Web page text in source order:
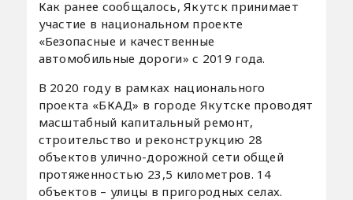
Как ранее сообщалось, Якутск принимает
участие в национальном проекте
«Безопасные и качественные
автомобильные дороги» с 2019 года.
В 2020 году в рамках национального
проекта «БКАД» в городе Якутске проводят
масштабный капитальный ремонт,
строительство и реконструкцию 28
объектов улично-дорожной сети общей
протяженностью 23,5 километров. 14
объектов – улицы в пригородных селах.